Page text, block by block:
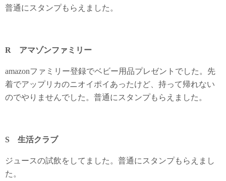
普通にスタンプもらえました。
R アマゾンファミリー
amazonファミリー登録でベビー用品プレゼントでした。先
着でアップリカのニオイポイあったけど、持って帰れない
のでやりませんでした。普通にスタンプもらえました。
S 生活クラブ
ジュースの試飲をしてました。普通にスタンプもらえまし
た。